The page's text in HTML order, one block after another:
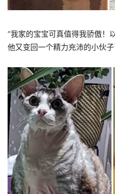
“我家的宝宝可真值得我骄傲！
他又变回一个精力充沛的小伙子